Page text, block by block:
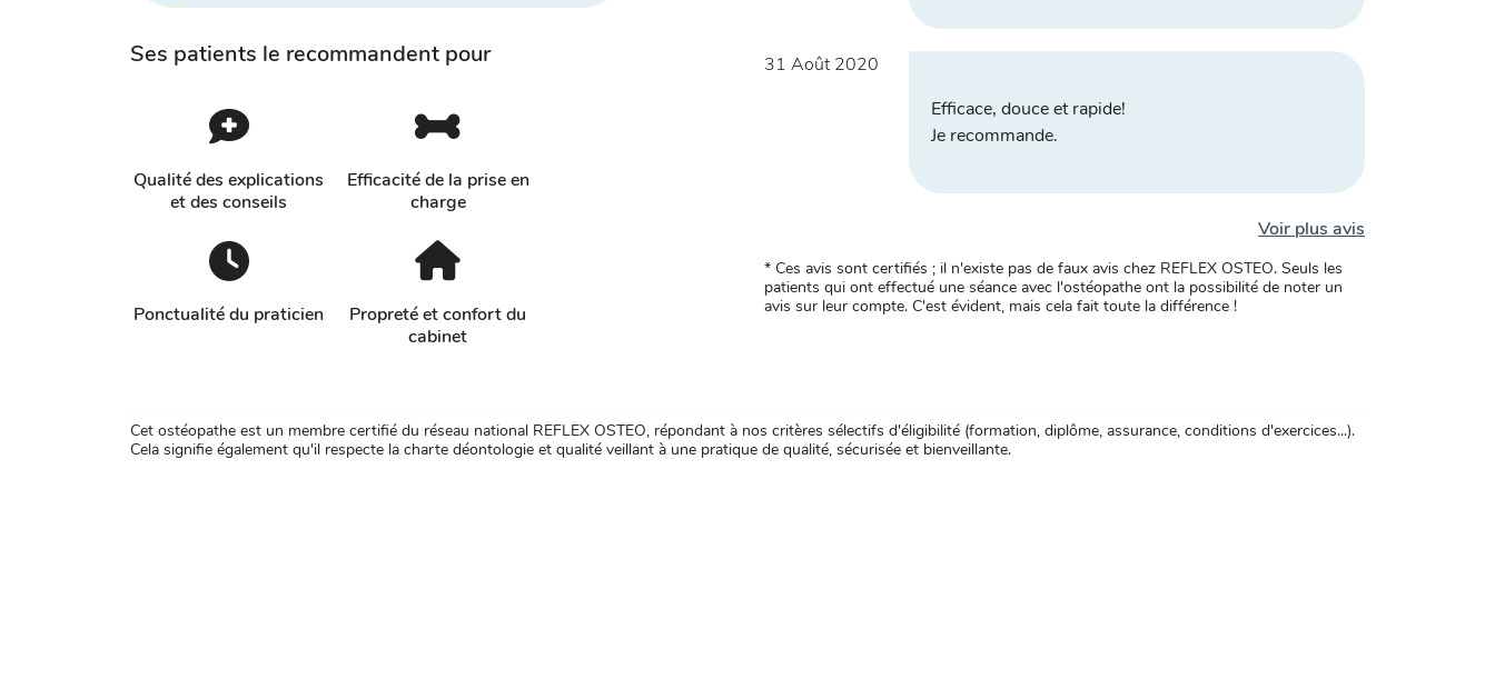
Ses patients le recommandent pour
Qualité des explications
et des conseils
Efficacité de la prise en
charge
Ponctualité du praticien
Propreté et confort du
cabinet
31 Août 2020
Efficace, douce et rapide!
Je recommande.
Voir plus avis
* Ces avis sont certifiés ; il n'existe pas de faux avis chez REFLEX OSTEO. Seuls les
patients qui ont effectué une séance avec l'ostéopathe ont la possibilité de noter un
avis sur leur compte. C'est évident, mais cela fait toute la différence !
Cet ostéopathe est un membre certifié du réseau national REFLEX OSTEO, répondant à nos critères sélectifs d'éligibilité (formation, diplôme, assurance, conditions d'exercices...).
Cela signifie également qu'il respecte la charte déontologie et qualité veillant à une pratique de qualité, sécurisée et bienveillante.